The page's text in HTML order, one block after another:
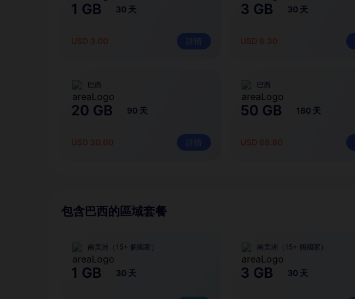
1 GB 30 天
USD 3.00 詳情
3 GB 30 天
USD 6.30
巴西
20 GB 90 天
USD 30.00 詳情
巴西
50 GB 180 天
USD 68.80
包含巴西的區域套餐
南美洲（15+ 個國家）
1 GB 30 天
南美洲（15+ 個國家）
3 GB 30 天